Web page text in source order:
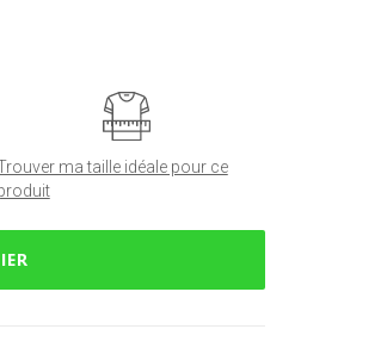
ma taille idéale pour ce